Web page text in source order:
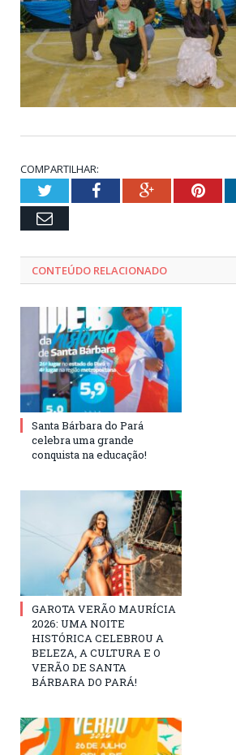
COMPARTILHAR:
TwitterFacebookGoogle+
Email
CONTEÚDO RELACIONADO
Santa Bárbara do Pará
celebra uma grande
conquista na educação!
GAROTA VERÃO MAURÍCIA
2026: UMA NOITE
HISTÓRICA CELEBROU A
BELEZA, A CULTURA E O
VERÃO DE SANTA
BÁRBARA DO PARÁ!